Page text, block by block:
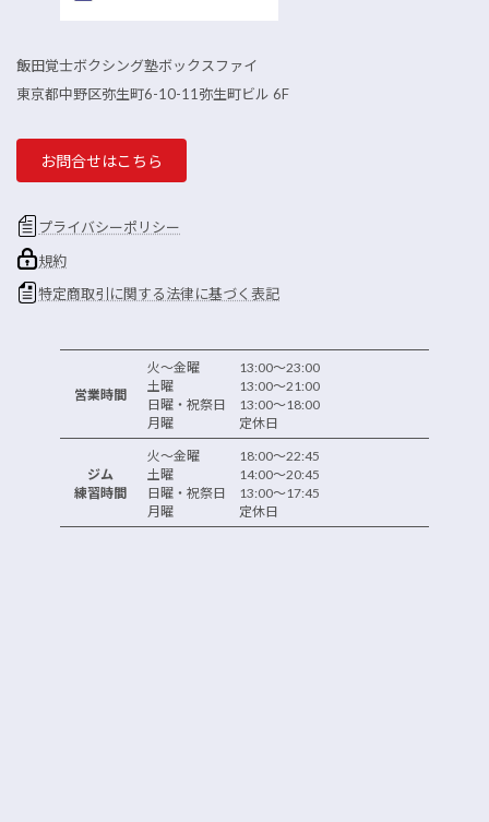
飯田覚士ボクシング塾ボックスファイ
東京都中野区弥生町6-10-11弥生町ビル 6F
お問合せはこちら
プライバシーポリシー
規約
特定商取引に関する法律に基づく表記
営業時間
火～金曜 13:00～23:00
土曜 13:00～21:00
日曜・祝祭日 13:00～18:00
月曜 定休日
ジム
練習時間
火～金曜 18:00～22:45
土曜 14:00～20:45
日曜・祝祭日 13:00～17:45
月曜 定休日